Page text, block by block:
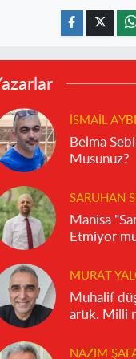
İSMAIL
Belma
Musunuz?
SARUHAN
Manisa
Etmiyor
MURAT
Muhalif
artık. Milli
NAZIM